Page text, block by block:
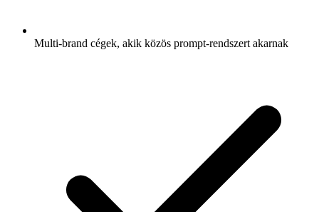
Multi-brand cégek, akik közös prompt-rendszert akarnak